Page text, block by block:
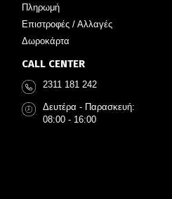
Πληρωμή
Επιστροφές / Αλλαγές
Δωροκάρτα
CALL CENTER
2311 181 242
Δευτέρα - Παρασκευή:
08:00 - 16:00